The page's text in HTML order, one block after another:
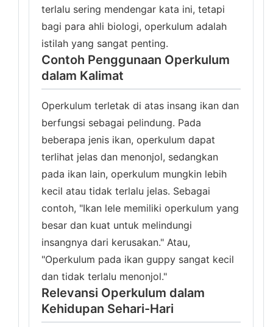
terlalu sering mendengar kata ini, tetapi
bagi para ahli biologi, operkulum adalah
istilah yang sangat penting.
Contoh Penggunaan Operkulum
dalam Kalimat
Operkulum terletak di atas insang ikan dan
berfungsi sebagai pelindung. Pada
beberapa jenis ikan, operkulum dapat
terlihat jelas dan menonjol, sedangkan
pada ikan lain, operkulum mungkin lebih
kecil atau tidak terlalu jelas. Sebagai
contoh, "Ikan lele memiliki operkulum yang
besar dan kuat untuk melindungi
insangnya dari kerusakan." Atau,
"Operkulum pada ikan guppy sangat kecil
dan tidak terlalu menonjol."
Relevansi Operkulum dalam
Kehidupan Sehari-Hari